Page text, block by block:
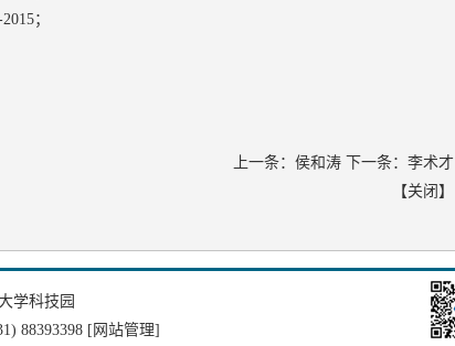
；
上一条： 侯和涛 下一条： 李术才
【关闭 】
学科技园
88393398 [网站管理]